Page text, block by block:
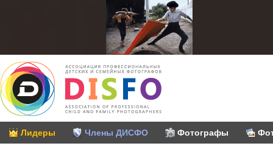
Лидеры Члены ДИСФО Фотографы